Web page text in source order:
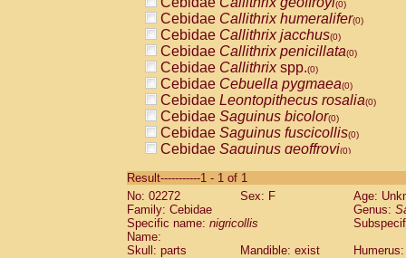
(0)
Cebidae Callithrix humeralifer(0)
Cebidae Callithrix jacchus(0)
Cebidae Callithrix penicillata(0)
Cebidae Callithrixspp.(0)
Cebidae Cebuella pygmaea(0)
Cebidae Leontopithecus rosalia(0)
Cebidae Saguinus bicolor(0)
Cebidae Saguinus fuscicollis(0)
Cebidae Saguinus geoffroyi(0)
CebidaeSaguinus labiatus(0)
Cebidae Saguinus leucopus (0)
Cebidae
CebidaeSaguinus mystax
Cebidae Saguinus nigricollis (1)
Result-----------1 - 1 of 1
No: 02272
Sex: F
Age:
Family: Cebidae
Genus:
Specific name: nigricollis
Name:
Skull: parts
Mandible: exist